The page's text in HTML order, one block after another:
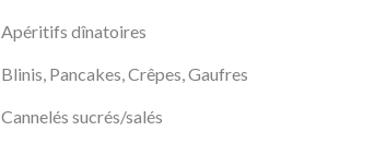
Apéritifs dînatoires
Blinis, Pancakes, Crêpes, Gaufres
Cannelés sucrés/salés